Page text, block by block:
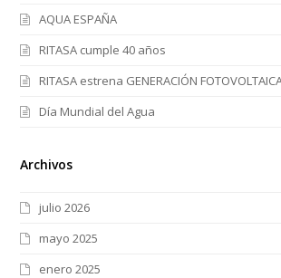
AQUA ESPAÑA
RITASA cumple 40 años
RITASA estrena GENERACIÓN
Día Mundial del Agua
Archivos
julio 2026
mayo 2025
enero 2025